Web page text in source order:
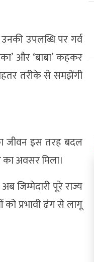
उपलब्धि पर गर्व
और ‘बाबा’ कहकर
तरीके से समझेंगी
जीवन इस तरह बदल
अवसर मिला।
जिम्मेदारी पूरे राज्य
प्रभावी ढंग से लागू